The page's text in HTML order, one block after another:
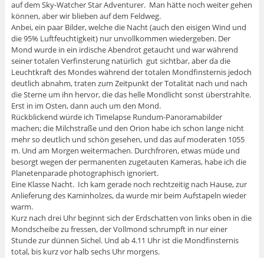
auf dem Sky-Watcher Star Adventurer. Man hätte noch weiter gehen
können, aber wir blieben auf dem Feldweg.
Anbei, ein paar Bilder, welche die Nacht (auch den eisigen Wind und
die 95% Luftfeuchtigkeit) nur unvollkommen wiedergeben. Der
Mond wurde in ein irdische Abendrot getaucht und war während
seiner totalen Verfinsterung natürlich gut sichtbar, aber da die
Leuchtkraft des Mondes während der totalen Mondfinsternis jedoch
deutlich abnahm, traten zum Zeitpunkt der Totalität nach und nach
die Sterne um ihn hervor, die das helle Mondlicht sonst überstrahlte.
Erst in im Osten, dann auch um den Mond.
Rückblickend würde ich Timelapse Rundum-Panoramabilder
machen; die Milchstraße und den Orion habe ich schon lange nicht
mehr so deutlich und schön gesehen, und das auf moderaten 1055
m. Und am Morgen weitermachen. Durchfroren, etwas müde und
besorgt wegen der permanenten zugetauten Kameras, habe ich die
Planetenparade photographisch ignoriert.
Eine Klasse Nacht. Ich kam gerade noch rechtzeitig nach Hause, zur
Anlieferung des Kaminholzes, da wurde mir beim Aufstapeln wieder
warm.
Kurz nach drei Uhr beginnt sich der Erdschatten von links oben in die
Mondscheibe zu fressen, der Vollmond schrumpft in nur einer
Stunde zur dünnen Sichel. Und ab 4.11 Uhr ist die Mondfinsternis
total, bis kurz vor halb sechs Uhr morgens.